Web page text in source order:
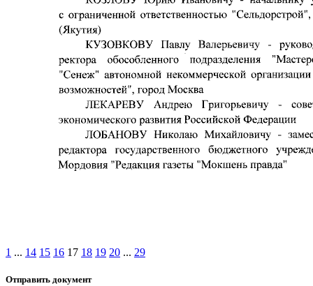
1 ... 14 15 16 17 18 19 20 ... 29
Отправить документ